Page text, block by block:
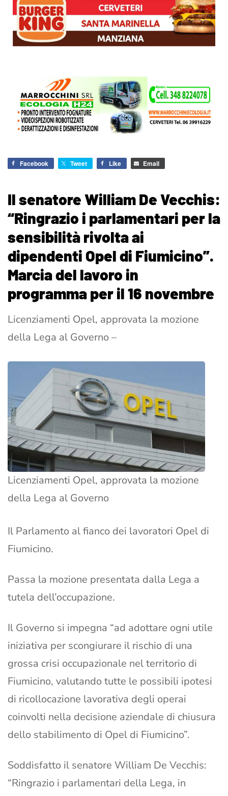
Facebook Tweet Like Email
Il senatore William De Vecchis:
“Ringrazio i parlamentari per la
sensibilità rivolta ai
dipendenti Opel di Fiumicino”.
Marcia del lavoro in
programma per il 16 novembre
Licenziamenti Opel, approvata la mozione
della Lega al Governo –
Licenziamenti Opel, approvata la mozione
della Lega al Governo
Il Parlamento al fianco dei lavoratori Opel di
Fiumicino.
Passa la mozione presentata dalla Lega a
tutela dell’occupazione.
Il Governo si impegna “ad adottare ogni utile
iniziativa per scongiurare il rischio di una
grossa crisi occupazionale nel territorio di
Fiumicino, valutando tutte le possibili ipotesi
di ricollocazione lavorativa degli operai
coinvolti nella decisione aziendale di chiusura
dello stabilimento di Opel di Fiumicino”.
Soddisfatto il senatore William De Vecchis:
“Ringrazio i parlamentari della Lega, in